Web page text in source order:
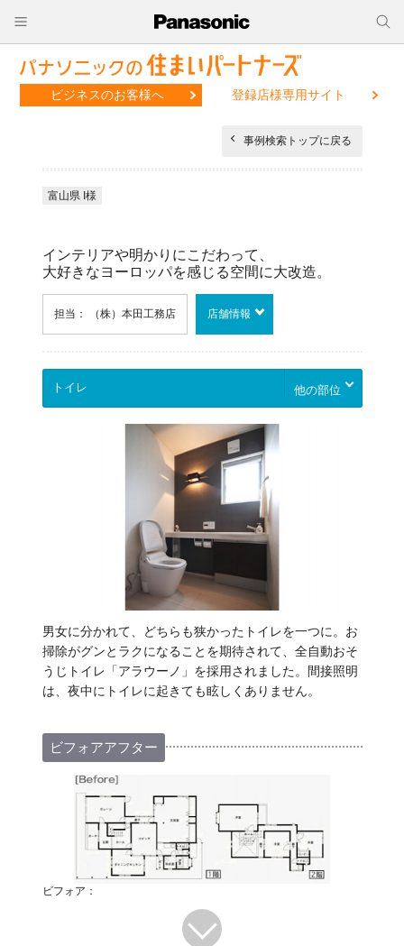
ビジネスのお客様へ 登録店様専用サイト
事例検索トップに戻る
富山県 I様
インテリアや明かりにこだわって、
大好きなヨーロッパを感じる空間に大改造。
担当： （株）本田工務店 店舗情報
他の部位
男女に分かれて、どちらも狭かったトイレを一つに。お
掃除がグンとラクになることを期待されて、全自動おそ
うじトイレ「アラウーノ」を採用されました。間接照明
は、夜中にトイレに起きても眩しくありません。
ビフォアアフター
ビフォア：